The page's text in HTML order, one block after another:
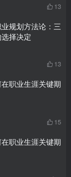
13
规划方法论：三
择决定
13
职业生涯关键期
15
职业生涯关键期